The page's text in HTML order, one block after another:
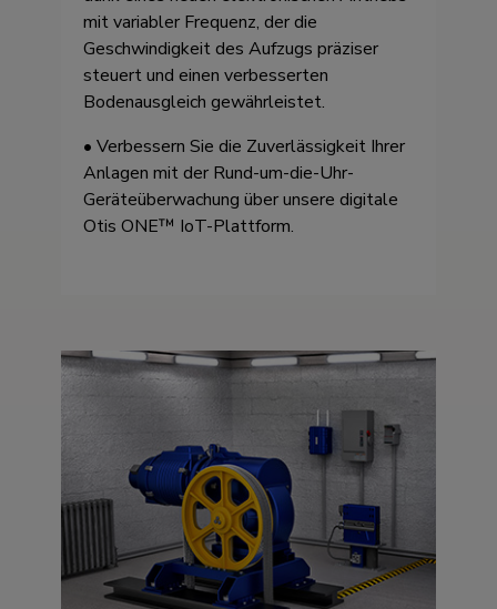
mit variabler Frequenz, der die
Geschwindigkeit des Aufzugs präziser
steuert und einen verbesserten
Bodenausgleich gewährleistet.
• Verbessern Sie die Zuverlässigkeit Ihrer
Anlagen mit der Rund-um-die-Uhr-
Geräteüberwachung über unsere digitale
Otis ONE™ IoT-Plattform.